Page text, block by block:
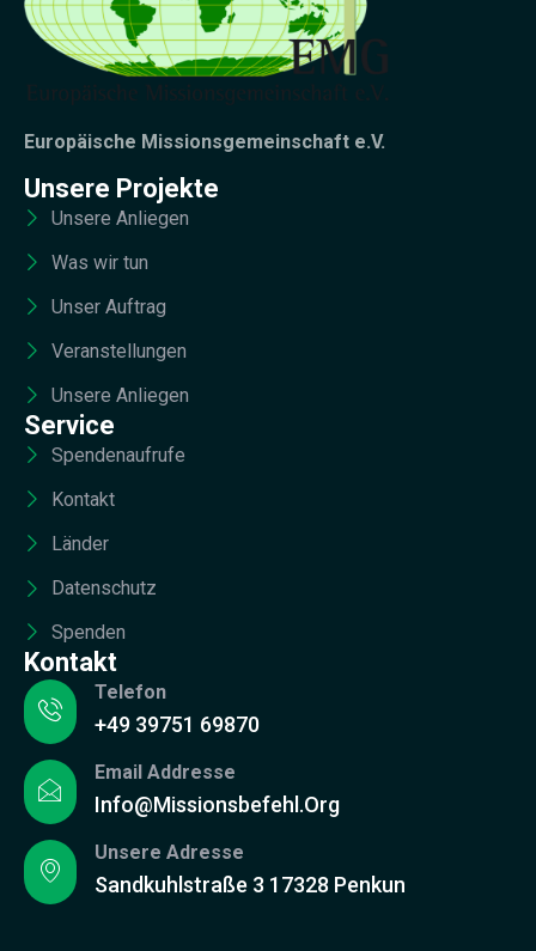
Europäische Missionsgemeinschaft e.V.
Unsere Projekte
Unsere Anliegen
Was wir tun
Unser Auftrag
Veranstellungen
Unsere Anliegen
Service
Spendenaufrufe
Kontakt
Länder
Datenschutz
Spenden
Kontakt
Telefon
+49 39751 69870
Email Addresse
Info@missionsbefehl.org
Unsere Adresse
Sandkuhlstraße 3 17328 Penkun